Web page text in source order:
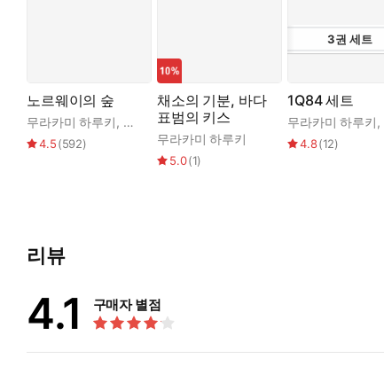
노르웨이의 숲
무라카미 하루키, 양억관
4.5(592)
채소의 기분, 바다
표범의 키스
무라카미 하루키
5.0(1)
3권 세트
1Q84 세트
무라카미 하루키,
4.8(12)
리뷰
4.1 구매자 별점